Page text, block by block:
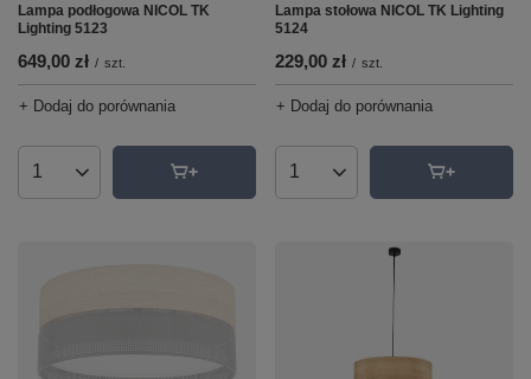
Lampa podłogowa NICOL TK
Lighting 5123
649,00 zł / szt.
+ Dodaj do porównania
Ilość produktów
Lampa stołowa NICOL TK Lighting
5124
229,00 zł / szt.
+ Dodaj do porównania
Ilość produktów